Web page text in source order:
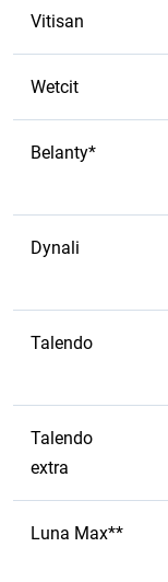
Vitisan
Wetcit
Belanty*
Dynali
Talendo
Talendo
extra
Luna Max**